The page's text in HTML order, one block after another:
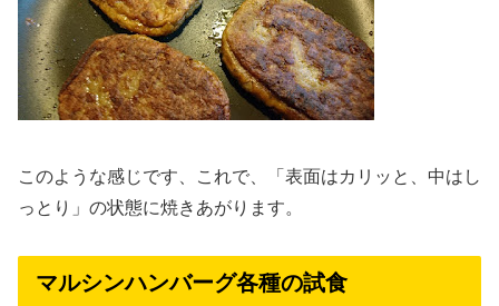
このような感じです、これで、「表面はカリッと、中はし
っとり」の状態に焼きあがります。
マルシンハンバーグ各種の試食